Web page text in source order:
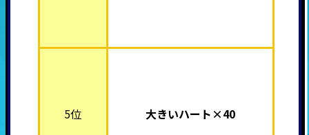
5位 大きいハート×40